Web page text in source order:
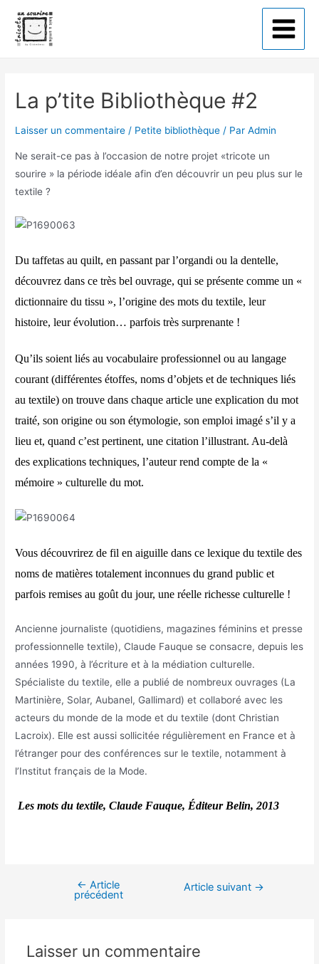
La p’tite Bibliothèque #2
Laisser un commentaire / Petite bibliothèque / ParAdmin
Ne serait-ce pas à l’occasion de notre projet «tricote un
sourire » la période idéale afin d’en découvrir un peu plus sur le
textile ?
Du taffetas au quilt, en passant par l’organdi ou la dentelle,
découvrez dans ce très bel ouvrage, qui se présente comme un «
dictionnaire du tissu », l’origine des mots du textile, leur
histoire, leur évolution… parfois très surprenante !
Qu’ils soient liés au vocabulaire professionnel ou au langage
courant (différentes étoffes, noms d’objets et de techniques liés
au textile) on trouve dans chaque article une explication du mot
traité, son origine ou son étymologie, son emploi imagé s’il y a
lieu et, quand c’est pertinent, une citation l’illustrant. Au-delà
des explications techniques, l’auteur rend compte de la «
mémoire » culturelle du mot.
Vous découvrirez de fil en aiguille dans ce lexique du textile des
noms de matières totalement inconnues du grand public et
parfois remises au goût du jour, une réelle richesse culturelle !
Ancienne journaliste (quotidiens, magazines féminins et presse
professionnelle textile), Claude Fauque se consacre, depuis les
années 1990, à l’écriture et à la médiation culturelle.
Spécialiste du textile, elle a publié de nombreux ouvrages (La
Martinière, Solar, Aubanel, Gallimard) et collaboré avec les
acteurs du monde de la mode et du textile (dont Christian
Lacroix). Elle est aussi sollicitée régulièrement en France et à
l’étranger pour des conférences sur le textile, notamment à
l’Institut français de la Mode.
Les mots du textile, Claude Fauque, Éditeur Belin,2013
← Article
précédent
Article suivant →
Laisser un commentaire